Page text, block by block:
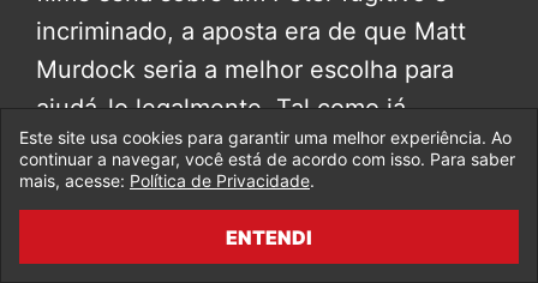
incriminado, a aposta era de que Matt
Murdock seria a melhor escolha para
ajudá-lo legalmente. Tal como já
aconteceu nas HQs e até em desenhos.
pela presença do Demolidor no filme,
Este site usa cookies para garantir uma melhor experiência. Ao
continuar a navegar, você está de acordo com isso. Para saber
mais, acesse: Política de Privacidade.
ENTENDI